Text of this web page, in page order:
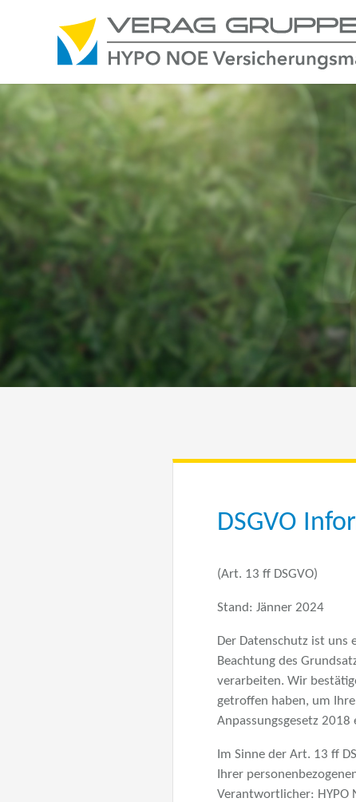
DSGVO
(Art. 13 ff DSGVO)
Stand: Jänner 2024
Der Datenschutz ist uns
Beachtung des
verarbeiten. Wir
getroffen haben, um
Anpassungsgesetz 2018
Im Sinne der Art. 13 ff
Ihrer
Verantwortlicher: HYPO